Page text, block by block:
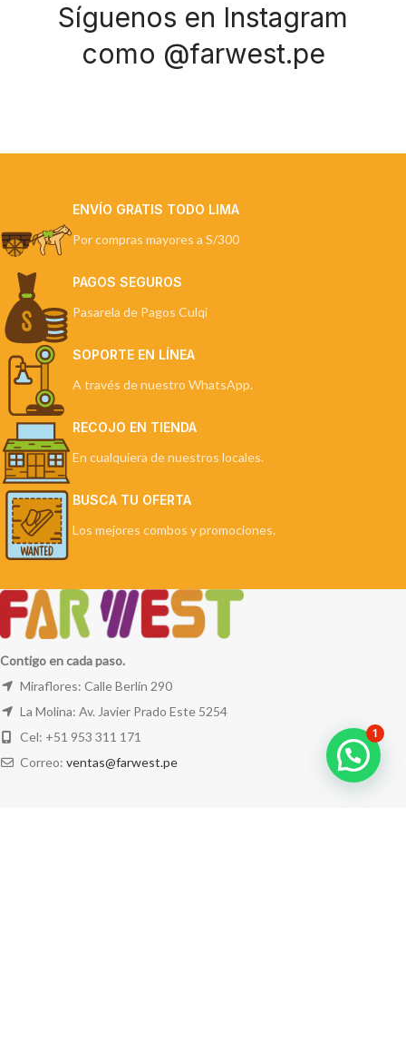
Síguenos en Instagram
como @farwest.pe
ENVÍO GRATIS TODO LIMA
Por compras mayores a S/300
PAGOS SEGUROS
Pasarela de Pagos Culqi
SOPORTE EN LÍNEA
A través de nuestro WhatsApp.
RECOJO EN TIENDA
En cualquiera de nuestros locales.
BUSCA TU OFERTA
Los mejores combos y promociones.
Contigo en cada paso.
Miraflores: Calle Berlín 290
La Molina: Av. Javier Prado Este 5254
Cel: +51 953 311 171
Correo: ventas@farwest.pe
1